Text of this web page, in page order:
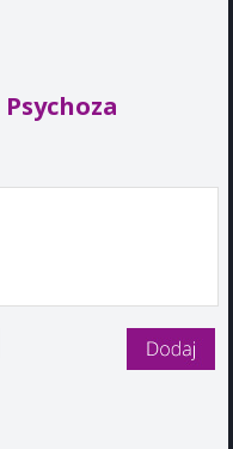
Psychoza